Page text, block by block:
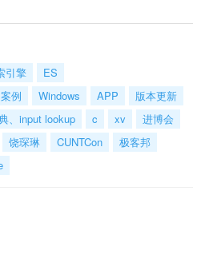
引擎
ES
案例 Windows APP
版本更新
、input lookup c xv
进博会
饶琛琳 CUNTCon
极客邦